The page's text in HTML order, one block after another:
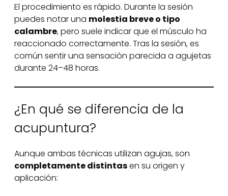
El procedimiento es rápido. Durante la sesión
puedes notar una molestia breve o tipo
calambre, pero suele indicar que el músculo ha
reaccionado correctamente. Tras la sesión, es
común sentir una sensación parecida a agujetas
durante 24–48 horas.
¿En qué se diferencia de la
acupuntura?
Aunque ambas técnicas utilizan agujas, son
completamente distintasen su origen y
aplicación: